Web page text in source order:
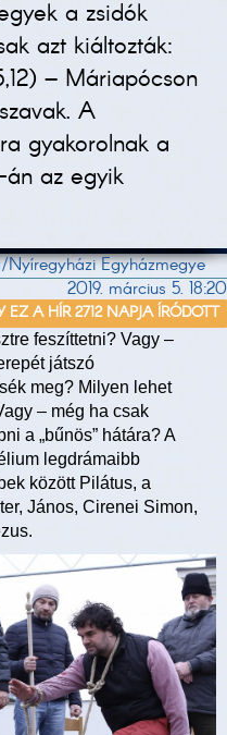
a zsidók
azt kiáltozták:
– Máriapócson
A
gyakorolnak a
az egyik
Nyíregyházi Egyházmegye
2019. március 5. 18:20
EZ A HÍR 2712 NAPJA ÍRÓDOTT
feszíttetni? Vagy –
játszó
meg? Milyen lehet
– még ha csak
a „bűnös” hátára? A
legdrámaibb
között Pilátus, a
János, Cirenei Simon,